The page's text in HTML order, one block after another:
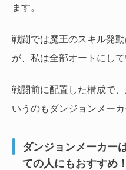
ます。
戦闘では魔王のスキル発
が、私は全部オートにして
戦闘前に配置した構成で
いうのもダンジョンメー
ダンジョンメーカー
ての人にもおすすめ！